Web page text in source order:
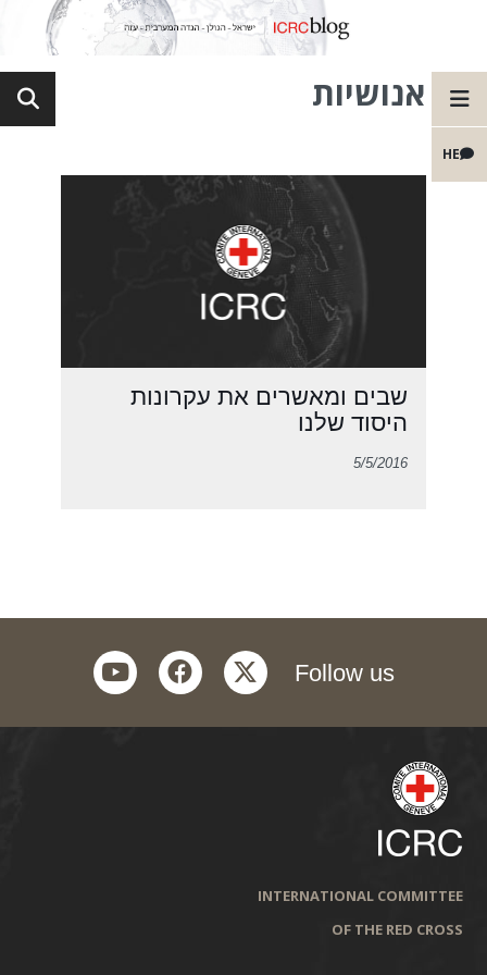
HE
אנושיות
שבים ומאשרים את עקרונות
היסוד שלנו
5/5/2016
Follow us
twitter
facebook
youtube
INTERNATIONAL COMMITTEE
OF THE RED CROSS